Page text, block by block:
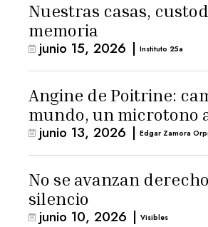
Nuestras casas,
memoria
junio 15, 2026 | Instituto 25a
Angine de Poitrine:
mundo, un microtono
junio 13, 2026 | Edgar Zamora
No se avanzan
silencio
junio 10, 2026 | Visibles